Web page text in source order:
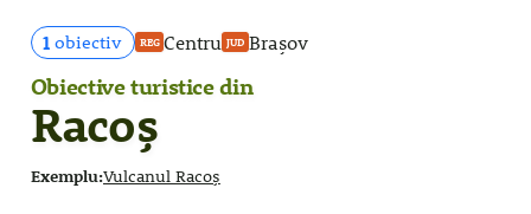
1 obiectiv REG Centru JUD Brașov
Obiective turistice din
Racoș
Exemplu:Vulcanul Racoș